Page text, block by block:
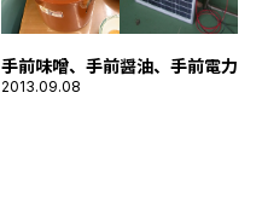
手前味噌、手前醤油、手前電力
2013.09.08